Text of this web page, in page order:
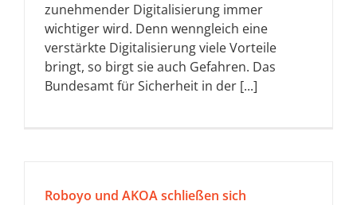
zunehmender Digitalisierung immer
wichtiger wird. Denn wenngleich eine
verstärkte Digitalisierung viele Vorteile
bringt, so birgt sie auch Gefahren. Das
Bundesamt für Sicherheit in der [...]
Roboyo und AKOA schließen sich